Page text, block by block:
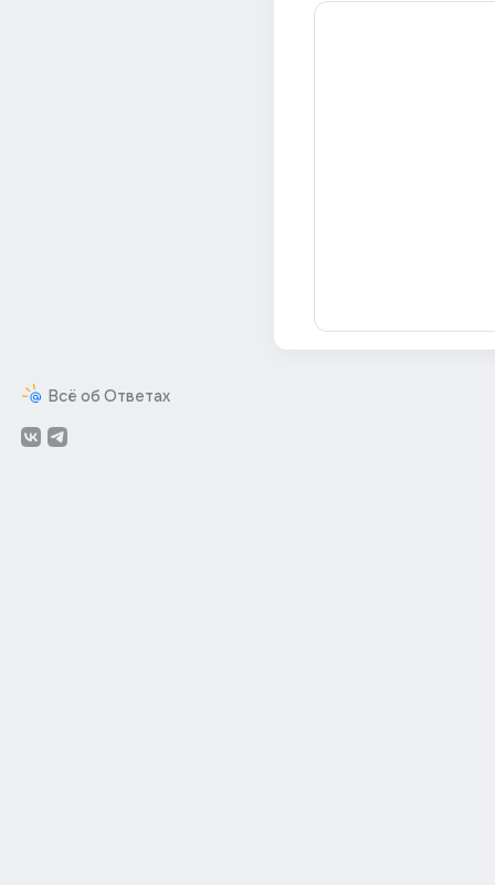
Всё об Ответах